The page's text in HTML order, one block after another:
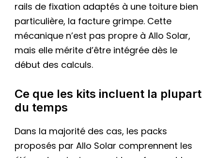
rails de fixation adaptés à une toiture bien
particulière, la facture grimpe. Cette
mécanique n’est pas propre à Allo Solar,
mais elle mérite d’être intégrée dès le
début des calculs.
Ce que les kits incluent la plupart
du temps
Dans la majorité des cas, les packs
proposés par Allo Solar comprennent les